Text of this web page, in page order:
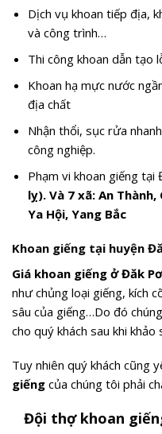
Dịch vụ khoan tiếp địa,
và công trình…
Thi công khoan dẫn tạo
Khoan hạ mực nước
địa chất
Nhận thổi, sục rửa
công nghiệp.
Phạm vi khoan giếng tại
lỵ). Và 7 xã: An Thành,
Ya Hội, Yang Bắc
Khoan giếng tại huyện
Giá khoan giếng ở Đăk Pơ
như chủng loại giếng, kích
sâu của giếng…Do đó
cho quý khách sau khi
Tuy nhiên quý khách cũng
giếng của chúng tôi phải
Đội thợ khoan